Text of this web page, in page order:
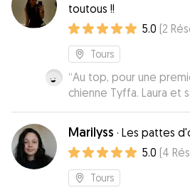
toutous !!
5.0 (2
Tours
“Au top, pour une
chienne Tyffa. Laura et
attentive et
Marilyss · Les pattes
5.0 (4
Tours